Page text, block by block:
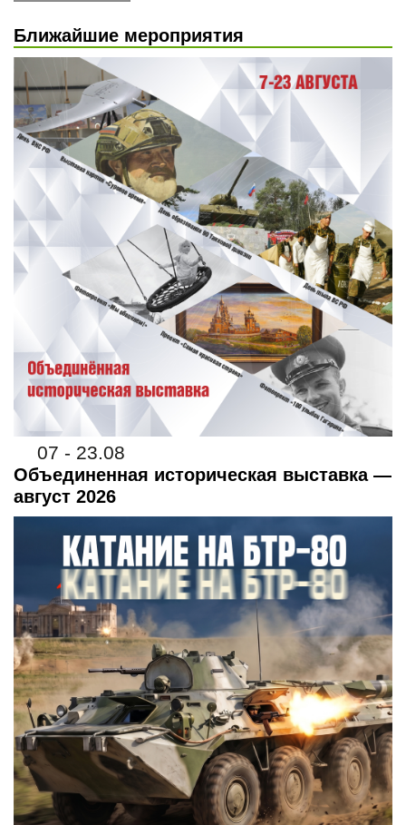
Ближайшие мероприятия
07 - 23.08
Объединенная историческая выставка —
август 2026